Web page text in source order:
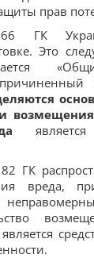
прав
ГК
Это
и
ГК
вреда,